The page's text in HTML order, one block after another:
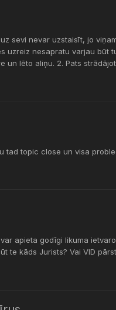
sevi nevar uzstaisīt, jo
uzreiz nesapratu varjau būt
un lēto aliņu. 2. Pats
tad topic close un visa
apieta godīgi likuma
te kāds Jurists? Vai VID